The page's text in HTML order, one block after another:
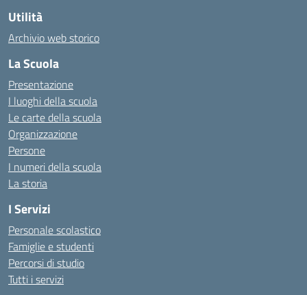
Utilità
Archivio web storico
La Scuola
Presentazione
I luoghi della scuola
Le carte della scuola
Organizzazione
Persone
I numeri della scuola
La storia
I Servizi
Personale scolastico
Famiglie e studenti
Percorsi di studio
Tutti i servizi